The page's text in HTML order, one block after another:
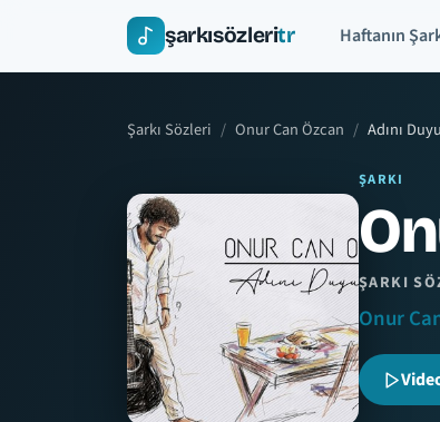
şarkısözleritr Haftanın
Şarkı Sözleri Onur Can Özcan Adını
ŞARKI
ŞARKI
Onur